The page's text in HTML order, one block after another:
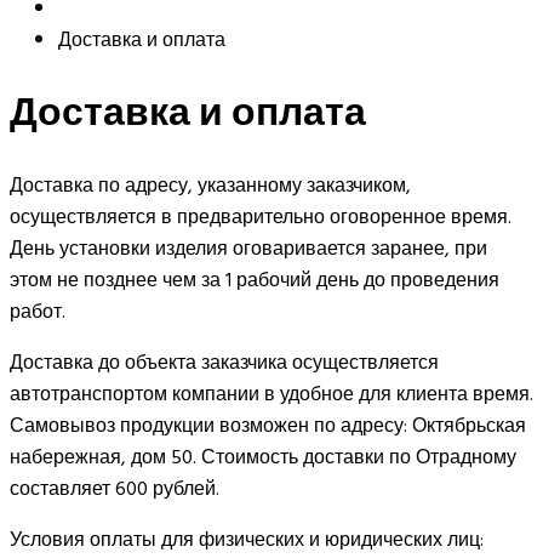
Доставка и оплата
Доставка и оплата
Доставка по адресу, указанному заказчиком,
осуществляется в предварительно оговоренное время.
День установки изделия оговаривается заранее, при
этом не позднее чем за 1 рабочий день до проведения
работ.
Доставка до объекта заказчика осуществляется
автотранспортом компании в удобное для клиента время.
Самовывоз продукции возможен по адресу: Октябрьская
набережная, дом 50. Стоимость доставки по Отрадному
составляет 600 рублей.
Условия оплаты для физических и юридических лиц: